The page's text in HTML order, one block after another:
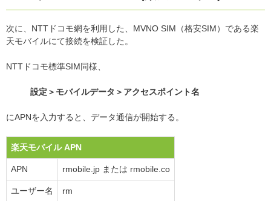
次に、NTTドコモ網を利用した、MVNO SIM（格安SIM）である楽
天モバイルにて接続を検証した。
NTTドコモ標準SIM同様、
設定＞モバイルデータ＞アクセスポイント名
にAPNを入力すると、データ通信が開始する。
楽天モバイル APN
APN rmobile.jp または rmobile.co
ユーザー名 rm